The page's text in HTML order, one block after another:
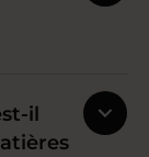
il